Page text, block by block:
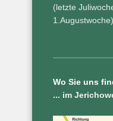
(letzte
1.Augustwoche)
Wo Sie uns
... im